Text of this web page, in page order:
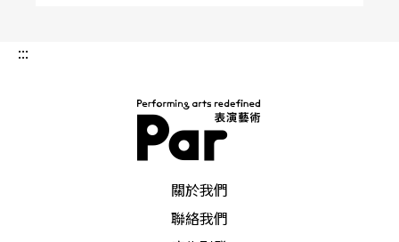
言也一樣與眾不同，很多人都對《在月球的彼端》
一開始的片頭印象深刻。因為勒帕吉將滾筒洗衣機
的圓形窗戶，跟登月小艇的窗戶連結在一起，製造
了一種超現實的拼貼美感。其實這種透過外部形狀
相似而轉化的剪接手法，在實驗動畫裡非常常見
（別忘了加拿大動畫很強的），可是在電影剪輯中
:::
關於我們
聯絡我們